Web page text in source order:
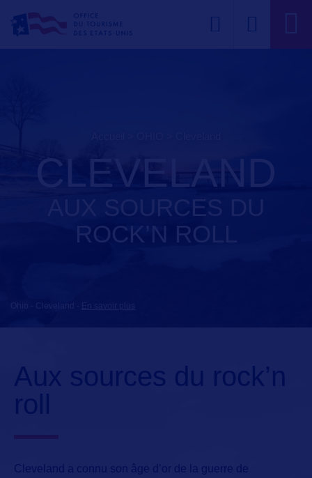
CLEVELAND
AUX SOURCES DU
ROCK’N ROLL
Aux sources du rock’n
Cleveland a connu son âge d’or
de la guerre de